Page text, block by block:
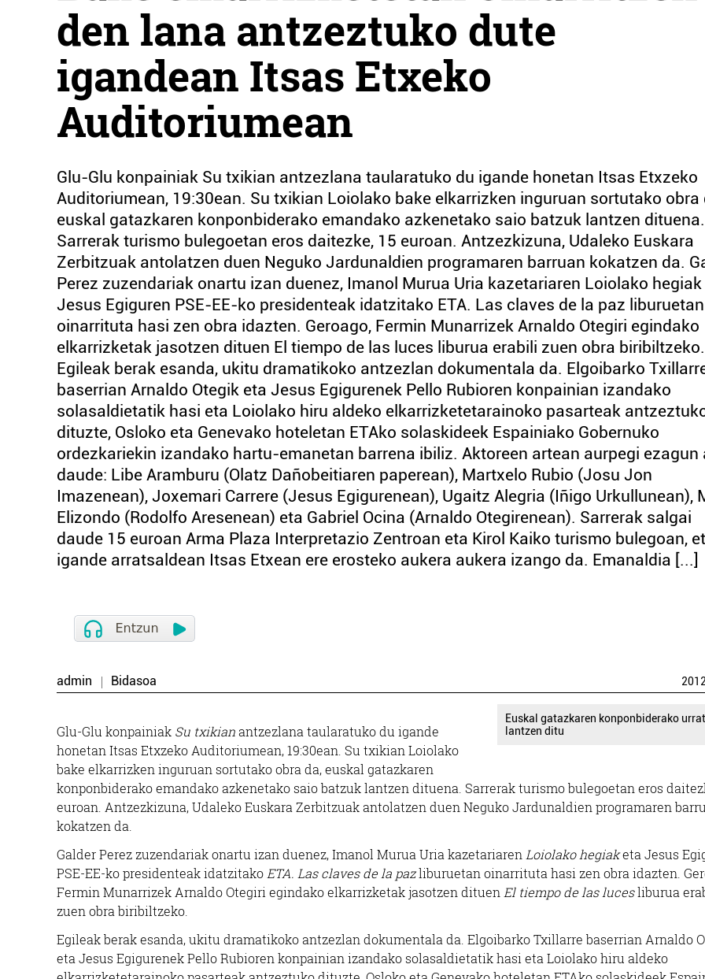
den lana antzeztuko dute
igandean Itsas Etxeko
Auditoriumean
Glu-Glu konpainiak Su txikian antzezlana taularatuko du igande honetan Itsas Etxzeko
Auditoriumean, 19:30ean. Su txikian Loiolako bake elkarrizken inguruan sortutako obra
euskal gatazkaren konponbiderako emandako azkenetako saio batzuk lantzen dituena.
Sarrerak turismo bulegoetan eros daitezke, 15 euroan. Antzezkizuna, Udaleko Euskara
Zerbitzuak antolatzen duen Neguko Jardunaldien programaren barruan kokatzen da.
Perez zuzendariak onartu izan duenez, Imanol Murua Uria kazetariaren Loiolako hegiak
Jesus Egiguren PSE-EE-ko presidenteak idatzitako ETA. Las claves de la paz liburuetan
oinarrituta hasi zen obra idazten. Geroago, Fermin Munarrizek Arnaldo Otegiri egindako
elkarrizketak jasotzen dituen El tiempo de las luces liburua erabili zuen obra biribiltzeko.
Egileak berak esanda, ukitu dramatikoko antzezlan dokumentala da. Elgoibarko
baserrian Arnaldo Otegik eta Jesus Egigurenek Pello Rubioren konpainian izandako
solasaldietatik hasi eta Loiolako hiru aldeko elkarrizketetarainoko pasarteak
dituzte, Osloko eta Genevako hoteletan ETAko solaskideek Espainiako Gobernuko
ordezkariekin izandako hartu-emanetan barrena ibiliz. Aktoreen artean aurpegi ezagun
daude: Libe Aramburu (Olatz Dañobeitiaren paperean), Martxelo Rubio (Josu Jon
Imazenean), Joxemari Carrere (Jesus Egigurenean), Ugaitz Alegria (Iñigo Urkullunean),
Elizondo (Rodolfo Aresenean) eta Gabriel Ocina (Arnaldo Otegirenean). Sarrerak salgai
daude 15 euroan Arma Plaza Interpretazio Zentroan eta Kirol Kaiko turismo bulegoan,
igande arratsaldean Itsas Etxean ere erosteko aukera aukera izango da. Emanaldia [...]
admin Bidasoa 2012
Euskal gatazkaren konponbiderako
lantzen ditu
Glu-Glu konpainiak Su txikianantzezlana taularatuko du igande
honetan Itsas Etxzeko Auditoriumean, 19:30ean. Su txikian Loiolako
bake elkarrizken inguruan sortutako obra da, euskal gatazkaren
konponbiderako emandako azkenetako saio batzuk lantzen dituena. Sarrerak turismo bulegoetan eros
euroan. Antzezkizuna, Udaleko Euskara Zerbitzuak antolatzen duen Neguko Jardunaldien programaren
kokatzen da.
Galder Perez zuzendariak onartu izan duenez, Imanol Murua Uria kazetariaren Loiolako hegiaketa Jesus
PSE-EE-ko presidenteak idatzitako ETA. Las claves de la pazliburuetan oinarrituta hasi zen obra idazten.
Fermin Munarrizek Arnaldo Otegiri egindako elkarrizketak jasotzen dituen El tiempo de las lucesliburua
zuen obra biribiltzeko.
Egileak berak esanda, ukitu dramatikoko antzezlan dokumentala da. Elgoibarko Txillarre baserrian Arnaldo
eta Jesus Egigurenek Pello Rubioren konpainian izandako solasaldietatik hasi eta Loiolako hiru aldeko
Haur eskolak
URMENDI HAUR ESKOLA
Oiartzun
Osasungintza
IZAN NUTRIZIOA ETA
Errenteria-Orereta
URMENDI HAUR
Oiartzun